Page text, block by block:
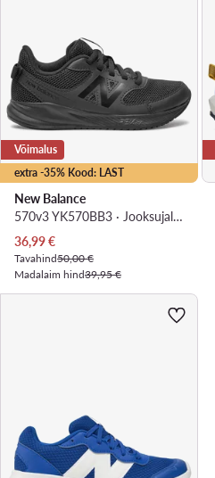
extra -35% Kood: LAST
Võimalus
New Balance
570v3 YK570BB3 · Jooksujalatsid
Praegune hind
36,99€
Tavahind50,00 €
Madalaim hind39,95 €